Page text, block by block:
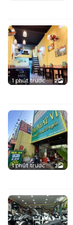
1 phút trước 2
1 phút trước 3